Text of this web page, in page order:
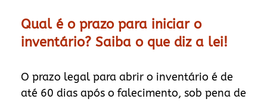
Qual é o prazo para iniciar o
inventário? Saiba o que diz a lei!
O prazo legal para abrir o inventário é de
até 60 dias após o falecimento, sob pena de